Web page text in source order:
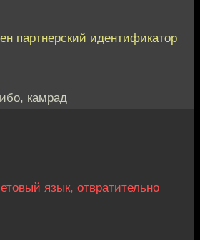
партнерский идентификатор
камрад
язык, отвратительно